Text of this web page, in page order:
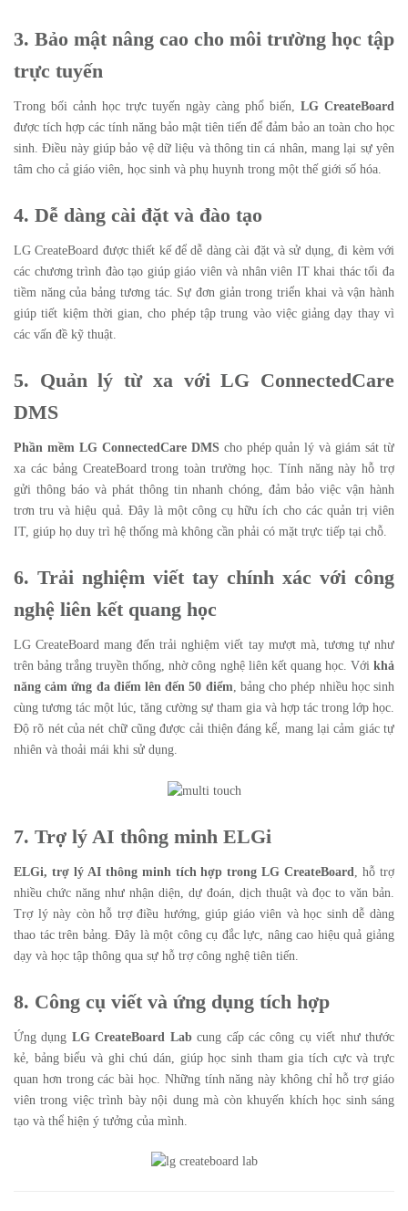
3. Bảo mật nâng cao cho môi trường học tập
trực tuyến
Trong bối cảnh học trực tuyến ngày càng phổ biến, LG CreateBoard
được tích hợp các tính năng bảo mật tiên tiến để đảm bảo an toàn cho học
sinh. Điều này giúp bảo vệ dữ liệu và thông tin cá nhân, mang lại sự yên
tâm cho cả giáo viên, học sinh và phụ huynh trong một thế giới số hóa.
4. Dễ dàng cài đặt và đào tạo
LG CreateBoard được thiết kế để dễ dàng cài đặt và sử dụng, đi kèm với
các chương trình đào tạo giúp giáo viên và nhân viên IT khai thác tối đa
tiềm năng của bảng tương tác. Sự đơn giản trong triển khai và vận hành
giúp tiết kiệm thời gian, cho phép tập trung vào việc giảng dạy thay vì
các vấn đề kỹ thuật.
5. Quản lý từ xa với LG ConnectedCare
DMS
Phần mềm LG ConnectedCare DMS cho phép quản lý và giám sát từ
xa các bảng CreateBoard trong toàn trường học. Tính năng này hỗ trợ
gửi thông báo và phát thông tin nhanh chóng, đảm bảo việc vận hành
trơn tru và hiệu quả. Đây là một công cụ hữu ích cho các quản trị viên
IT, giúp họ duy trì hệ thống mà không cần phải có mặt trực tiếp tại chỗ.
6. Trải nghiệm viết tay chính xác với công
nghệ liên kết quang học
LG CreateBoard mang đến trải nghiệm viết tay mượt mà, tương tự như
trên bảng trắng truyền thống, nhờ công nghệ liên kết quang học. Với khả
năng cảm ứng đa điểm lên đến 50 điểm , bảng cho phép nhiều học sinh
cùng tương tác một lúc, tăng cường sự tham gia và hợp tác trong lớp học.
Độ rõ nét của nét chữ cũng được cải thiện đáng kể, mang lại cảm giác tự
nhiên và thoải mái khi sử dụng.
7. Trợ lý AI thông minh ELGi
ELGi, trợ lý AI thông minh tích hợp trong LG CreateBoard , hỗ trợ
nhiều chức năng như nhận diện, dự đoán, dịch thuật và đọc to văn bản.
Trợ lý này còn hỗ trợ điều hướng, giúp giáo viên và học sinh dễ dàng
thao tác trên bảng. Đây là một công cụ đắc lực, nâng cao hiệu quả giảng
dạy và học tập thông qua sự hỗ trợ công nghệ tiên tiến.
8. Công cụ viết và ứng dụng tích hợp
Ứng dụng LG CreateBoard Labcung cấp các công cụ viết như thước
kẻ, bảng biểu và ghi chú dán, giúp học sinh tham gia tích cực và trực
quan hơn trong các bài học. Những tính năng này không chỉ hỗ trợ giáo
viên trong việc trình bày nội dung mà còn khuyến khích học sinh sáng
tạo và thể hiện ý tưởng của mình.